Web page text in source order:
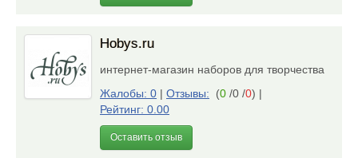
Hobys.ru
интернет-магазин наборов для творчества
Жалобы: 0 | Отзывы: (0 /0 /0) |
Рейтинг: 0.00
Оставить отзыв